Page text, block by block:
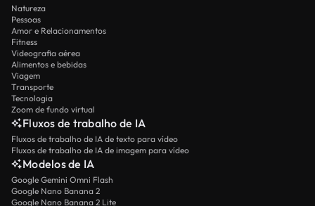
Natureza
Pessoas
Amor e Relacionamentos
Fitness
Videografia aérea
Alimentos e bebidas
Viagem
Transporte
Tecnologia
Zoom de fundo virtual
Fluxos de trabalho de IA
Fluxos de trabalho de IA de texto para vídeo
Fluxos de trabalho de IA de imagem para vídeo
Modelos de IA
Google Gemini Omni Flash
Google Nano Banana 2
Google Nano Banana 2 Lite